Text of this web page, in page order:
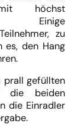
höchst
Einige
zu
es, den Hang
prall gefüllten
die beiden
die Einradler